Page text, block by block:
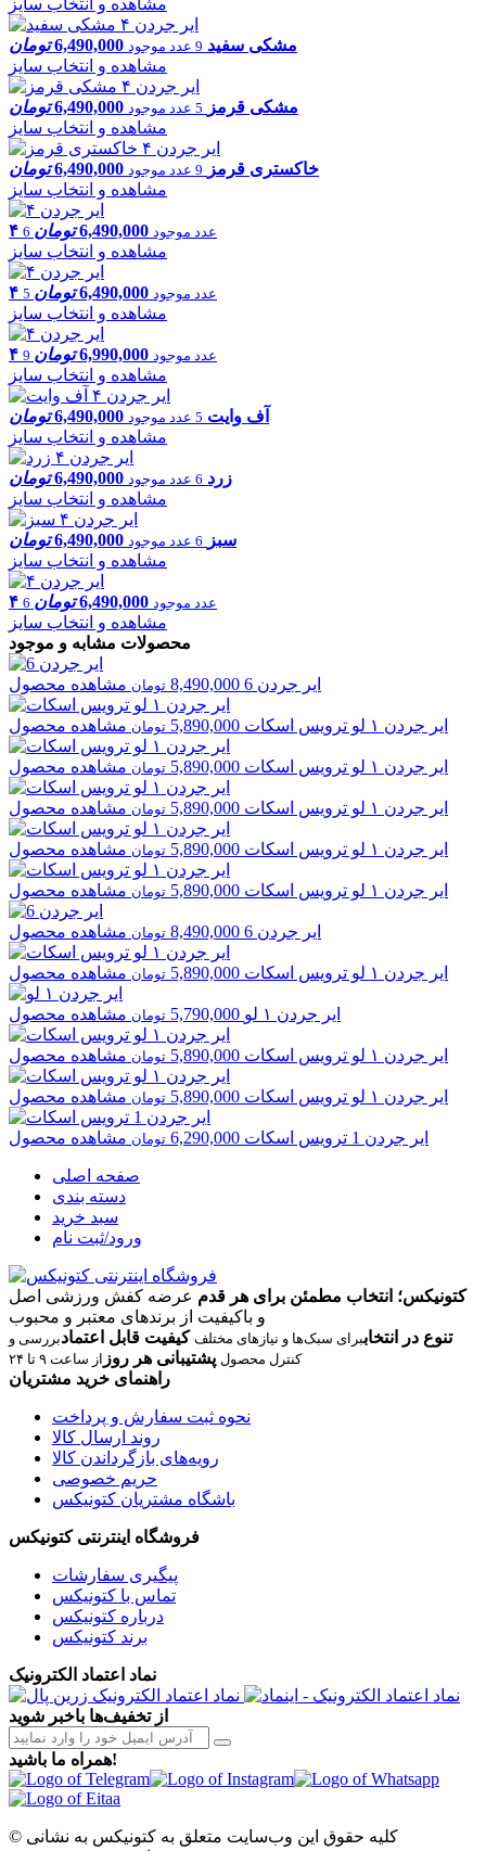
مشاهده و انتخاب سایز
مشکی سفید 9 عدد موجود 6,490,000 تومان
مشاهده و انتخاب سایز
مشکی قرمز 5 عدد موجود 6,490,000 تومان
مشاهده و انتخاب سایز
خاکستری قرمز 9 عدد موجود 6,490,000 تومان
مشاهده و انتخاب سایز
۴ 6 عدد موجود 6,490,000 تومان
مشاهده و انتخاب سایز
۴ 5 عدد موجود 6,490,000 تومان
مشاهده و انتخاب سایز
۴ 9 عدد موجود 6,990,000 تومان
مشاهده و انتخاب سایز
آف وایت 5 عدد موجود 6,490,000 تومان
مشاهده و انتخاب سایز
زرد 6 عدد موجود 6,490,000 تومان
مشاهده و انتخاب سایز
سبز 6 عدد موجود 6,490,000 تومان
مشاهده و انتخاب سایز
۴ 6 عدد موجود 6,490,000 تومان
مشاهده و انتخاب سایز
محصولات مشابه و موجود
ایر جردن 6
8,490,000 تومان مشاهده محصول
ایر جردن ۱ لو ترویس اسکات 5,890,000 تومان مشاهده محصول
ایر جردن ۱ لو ترویس اسکات 5,890,000 تومان مشاهده محصول
ایر جردن ۱ لو ترویس اسکات 5,890,000 تومان مشاهده محصول
ایر جردن ۱ لو ترویس اسکات 5,890,000 تومان مشاهده محصول
ایر جردن ۱ لو ترویس اسکات 5,890,000 تومان مشاهده محصول
ایر جردن 6
8,490,000 تومان مشاهده محصول
ایر جردن ۱ لو ترویس اسکات 5,890,000 تومان مشاهده محصول
ایر جردن ۱ لو 5,790,000 تومان مشاهده محصول
ایر جردن ۱ لو ترویس اسکات 5,890,000 تومان مشاهده محصول
ایر جردن ۱ لو ترویس اسکات 5,890,000 تومان مشاهده محصول
ایر جردن 1 ترویس اسکات 6,290,000 تومان مشاهده محصول
صفحه اصلی
دسته بندی
سبد خرید
ورود/ثبت نام
کتونیکس؛ انتخاب مطمئن برای هر قدم عرضه کفش ورزشی اصل
و باکیفیت از برندهای معتبر و محبوب
تنوع در انتخاببرای سبک‌ها و نیازهای مختلف کیفیت قابل اعتمادبررسی و
کنترل محصول پشتیبانی هر روز از ساعت ۹ تا ۲۴
راهنمای خرید مشتریان
نحوه ثبت سفارش و پرداخت
روند ارسال کالا
رویه‌های بازگرداندن کالا
حریم خصوصی
باشگاه مشتریان کتونیکس
فروشگاه اینترنتی کتونیکس
پیگیری سفارشات
تماس با کتونیکس
درباره کتونیکس
برند کتونیکس
نماد اعتماد الکترونیک
از تخفیف‌ها باخبر شوید
همراه ما باشید!
© کلیه حقوق این وب‌سایت متعلق به کتونیکس به نشانی